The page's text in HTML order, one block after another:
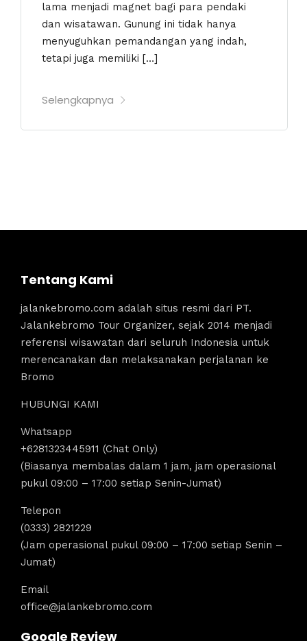
lama menjadi magnet bagi para pendaki
dan wisatawan. Gunung ini tidak hanya
menyuguhkan pemandangan yang indah,
tetapi juga memiliki […]
Selengkapnya
Tentang Kami
jalankebromo.com adalah situs resmi dari PT.
Jalankebromo Tour Organizer, sejak 2014 menjadi
referensi wisawatan dari seluruh Indonesia untuk
merencanakan dan melaksanakan perjalanan ke
Bromo
HUBUNGI KAMI
Whatsapp
+6281323445911 (Chat Only)
(Biasanya membalas dalam 1 jam, jam operasional
pukul 09:00 – 17:00 setiap Senin-Jumat)
Telepon
(0333) 2821229
(Jam operasional pukul 09:00 – 17:00 setiap Senin –
Jumat)
Email
office@jalankebromo.com
Google Review